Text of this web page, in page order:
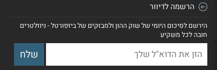
הרשמה לדיוור
הירשם לסיכום היומי של שוק ההון ולמבזקים של ביזפורטל - ניוזלטרים
חובה לכל משקיע